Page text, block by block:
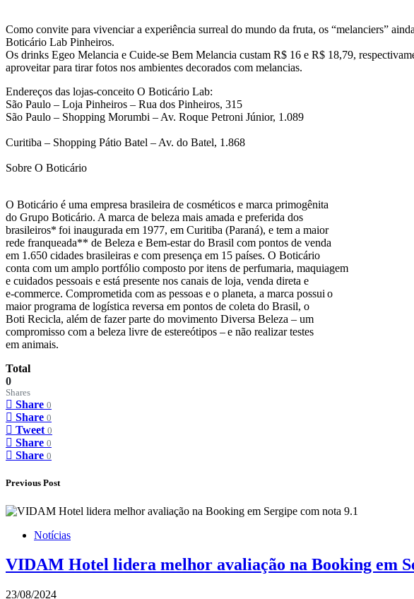
Como convite para vivenciar a experiência surreal do mundo da fruta, os “melanciers”
Boticário Lab Pinheiros.
Os drinks Egeo Melancia e Cuide-se Bem Melancia custam R$ 16 e R$ 18,79,
aproveitar para tirar fotos nos ambientes decorados com melancias.
Endereços das lojas-conceito O Boticário Lab:
São Paulo – Loja Pinheiros – Rua dos Pinheiros, 315
São Paulo – Shopping Morumbi – Av. Roque Petroni Júnior, 1.089
Curitiba – Shopping Pátio Batel – Av. do Batel, 1.868
Sobre O Boticário
O Boticário é uma empresa brasileira de cosméticos e marca primogênita
do Grupo Boticário. A marca de beleza mais amada e preferida dos
brasileiros* foi inaugurada em 1977, em Curitiba (Paraná), e tem a maior
rede franqueada** de Beleza e Bem-estar do Brasil com pontos de venda
em 1.650 cidades brasileiras e com presença em 15 países. O Boticário
conta com um amplo portfólio composto por itens de perfumaria, maquiagem
e cuidados pessoais e está presente nos canais de loja, venda direta e
e-commerce. Comprometida com as pessoas e o planeta, a marca possui o
maior programa de logística reversa em pontos de coleta do Brasil, o
Boti Recicla, além de fazer parte do movimento Diversa Beleza – um
compromisso com a beleza livre de estereótipos – e não realizar testes
em animais.
Total
0
Shares
Share 0
Share 0
Tweet 0
Share 0
Share 0
Previous Post
Notícias
VIDAM Hotel lidera melhor avaliação na Booking em
23/08/2024